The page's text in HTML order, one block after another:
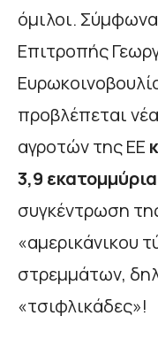
όμιλοι.
Επιτροπής
προβλέπεται
αγροτών της ΕΕ
3,9 εκατομμύρια
συγκέντρωση
«αμερικάνικου
στρεμμάτων,
«τσιφλικάδες»!